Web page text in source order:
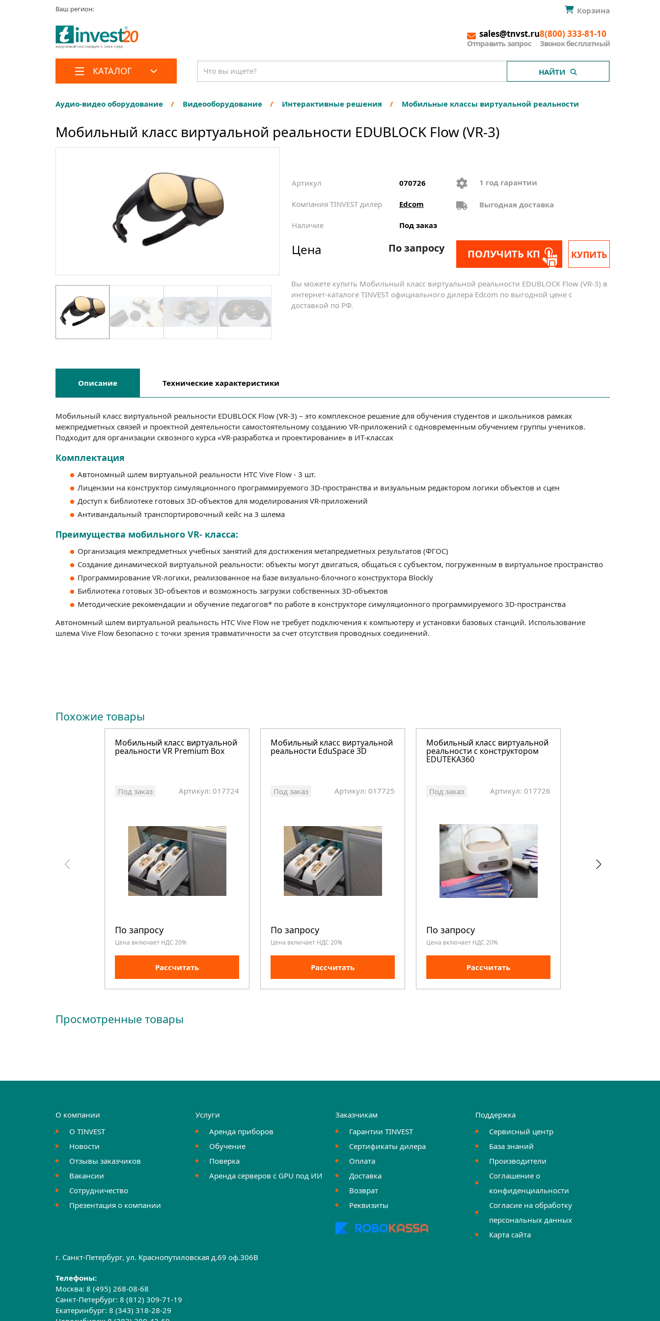
Ваш регион: Корзина
sales@tnvst.ru
Отправить запрос
8(800) 333-81-10
Звонок бесплатный
КАТАЛОГ НАЙТИ
Аудио-видео оборудование Видеооборудование Интерактивные решения Мобильные классы виртуальной реальности
Мобильный класс виртуальной реальности EDUBLOCK Flow (VR-3)
Артикул 070726
Компания TINVEST дилер Edcom
Наличие Под заказ
1 год гарантии
Выгодная доставка
Цена По запросу ПОЛУЧИТЬ КП КУПИТЬ
Вы можете купить Мобильный класс виртуальной реальности EDUBLOCK Flow (VR-3) в
интернет-каталоге TINVEST официального дилера Edcom по выгодной цене с
доставкой по РФ.
Описание Техническиехарактеристики
Мобильный класс виртуальной реальности EDUBLOCK Flow (VR-3) – это комплексное решение для обучения студентов и школьников рамках
межпредметных связей и проектной деятельности самостоятельному созданию VR-приложений с одновременным обучением группы учеников.
Подходит для организации сквозного курса «VR-разработка и проектирование» в ИТ-классах
Комплектация
Автономный шлем виртуальной реальности HTC Vive Flow - 3 шт.
Лицензии на конструктор симуляционного программируемого 3D-пространства и визуальным редактором логики объектов и сцен
Доступ к библиотеке готовых 3D-объектов для моделирования VR-приложений
Антивандальный транспортировочный кейс на 3 шлема
Преимущества мобильного VR- класса:
Организация межпредметных учебных занятий для достижения метапредметных результатов (ФГОС)
Создание динамической виртуальной реальности: объекты могут двигаться, общаться с субъектом, погруженным в виртуальное пространство
Программирование VR-логики, реализованное на базе визуально-блочного конструктора Blockly
Библиотека готовых 3D-объектов и возможность загрузки собственных 3D-объектов
Методические рекомендации и обучение педагогов* по работе в конструкторе симуляционного программируемого 3D-пространства
Автономный шлем виртуальной реальность HTC Vive Flow не требует подключения к компьютеру и установки базовых станций. Использование
шлема Vive Flow безопасно с точки зрения травматичности за счет отсутствия проводных соединений.
Похожие товары
Мобильный класс виртуальной
реальности VR Premium Box
Под заказ Артикул: 017724
По запросу
Цена включает НДС 20%
Рассчитать
Мобильный класс виртуальной
реальности EduSpace 3D
Под заказ Артикул: 017725
По запросу
Цена включает НДС 20%
Рассчитать
Мобильный класс виртуальной
реальности с конструктором
EDUTEKA360
Под заказ Артикул: 017726
По запросу
Цена включает НДС 20%
Рассчитать
Просмотренные товары
О компании
О TINVEST
Новости
Отзывы заказчиков
Вакансии
Сотрудничество
Презентация о компании
Услуги
Аренда приборов
Обучение
Поверка
Аренда серверов с GPU под ИИ
Заказчикам
Гарантии TINVEST
Сертификаты дилера
Оплата
Доставка
Возврат
Реквизиты
Поддержка
Сервисный центр
База знаний
Производители
Соглашение о
конфиденциальности
Согласие на обработку
персональных данных
Карта сайта
г. Санкт-Петербург, ул. Краснопутиловская д.69 оф.306B
Телефоны:
Москва:8 (495) 268-08-68
Санкт-Петербург:8 (812) 309-71-19
Екатеринбург:8 (343) 318-28-29